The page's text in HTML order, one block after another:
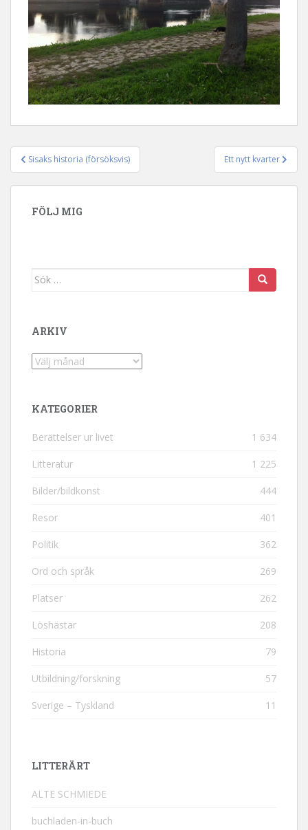
Inläggsnavigering
Sisaks historia (försöksvis) Ett nytt kvarter
FÖLJ MIG
Sök efter:
ARKIV
Arkiv
KATEGORIER
Berättelser ur livet 1 634
Litteratur 1 225
Bilder/bildkonst 444
Resor 401
Politik 362
Ord och språk 269
Platser 262
Löshästar 208
Historia 79
Utbildning/forskning 57
Sverige – Tyskland 11
LITTERÄRT
ALTE SCHMIEDE
buchladen-in-buch